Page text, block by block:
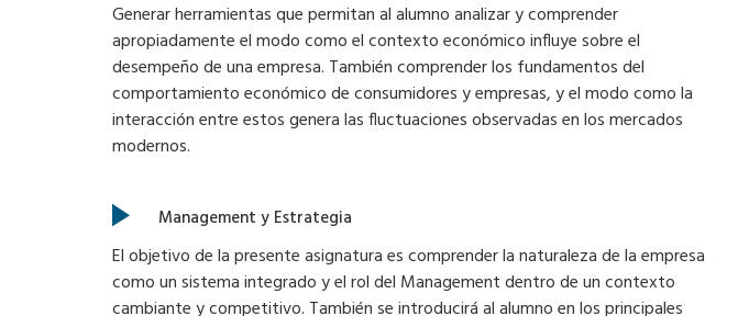
Generar herramientas que permitan al alumno analizar y comprender
apropiadamente el modo como el contexto económico influye sobre el
desempeño de una empresa. También comprender los fundamentos del
comportamiento económico de consumidores y empresas, y el modo como la
interacción entre estos genera las fluctuaciones observadas en los mercados
modernos.
Management y Estrategia
El objetivo de la presente asignatura es comprender la naturaleza de la empresa
como un sistema integrado y el rol del Management dentro de un contexto
cambiante y competitivo. También se introducirá al alumno en los principales